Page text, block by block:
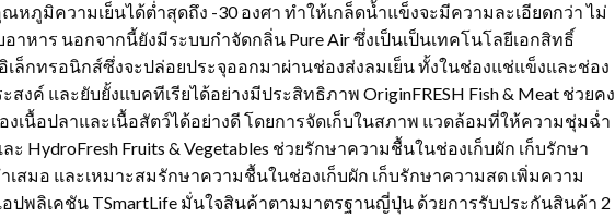
ณหภูมิความเย็นได้ต่ำสุดถึง -30 องศา ทำให้เกล็ดน้ำแข็งจะมีความละเอียดกว่า ไม่
หาร นอกจากนี้ยังมีระบบกำจัดกลิ่น Pure Air ซึ่งเป็นเป็นเทคโนโลยีเอกสิทธิ์
ล็กทรอนิกส์ซึ่งจะปล่อยประจุออกมาผ่านช่องส่งลมเย็น ทั้งในช่องแช่แข็งและช่อง
งค์ และยับยั้งแบคทีเรียได้อย่างมีประสิทธิภาพ OriginFRESH Fish & Meat ช่วยคง
เนื้อปลาและเนื้อสัตว์ได้อย่างดี โดยการจัดเก็บในสภาพ แวดล้อมที่ให้ความชุ่มฉ่ำ
HydroFresh Fruits & Vegetables ช่วยรักษาความชื้นในช่องเก็บผัก เก็บรักษา
สมอ และเหมาะสมรักษาความชื้นในช่องเก็บผัก เก็บรักษาความสด เพิ่มความ
ปพลิเคชัน TSmartLife มั่นใจสินค้าตามมาตรฐานญี่ปุ่น ด้วยการรับประกันสินค้า 2